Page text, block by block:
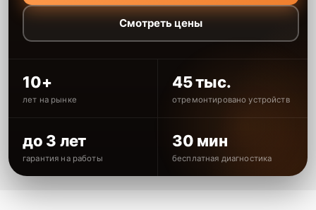
Смотреть цены
10+
лет на рынке
45 тыс.
отремонтировано устройств
до 3 лет
гарантия на работы
30 мин
бесплатная диагностика